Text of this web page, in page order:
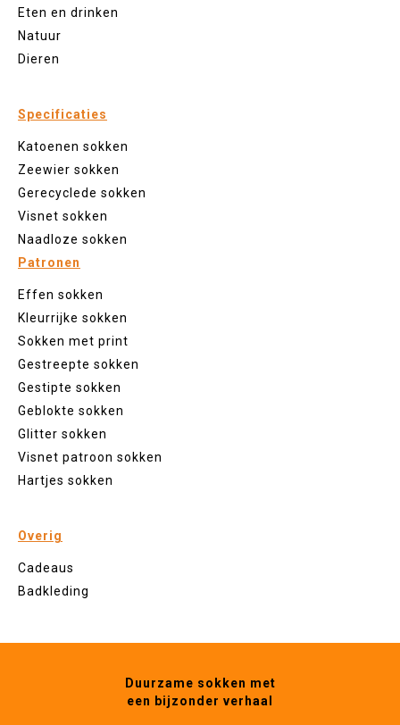
Eten en drinken
Natuur
Dieren
Specificaties
Katoenen sokken
Zeewier sokken
Gerecyclede sokken
Visnet sokken
Naadloze sokken
Patronen
Effen sokken
Kleurrijke sokken
Sokken met print
Gestreepte sokken
Gestipte sokken
Geblokte sokken
Glitter sokken
Visnet patroon sokken
Hartjes sokken
Overig
Cadeaus
Badkleding
Duurzame sokken met
een bijzonder verhaal